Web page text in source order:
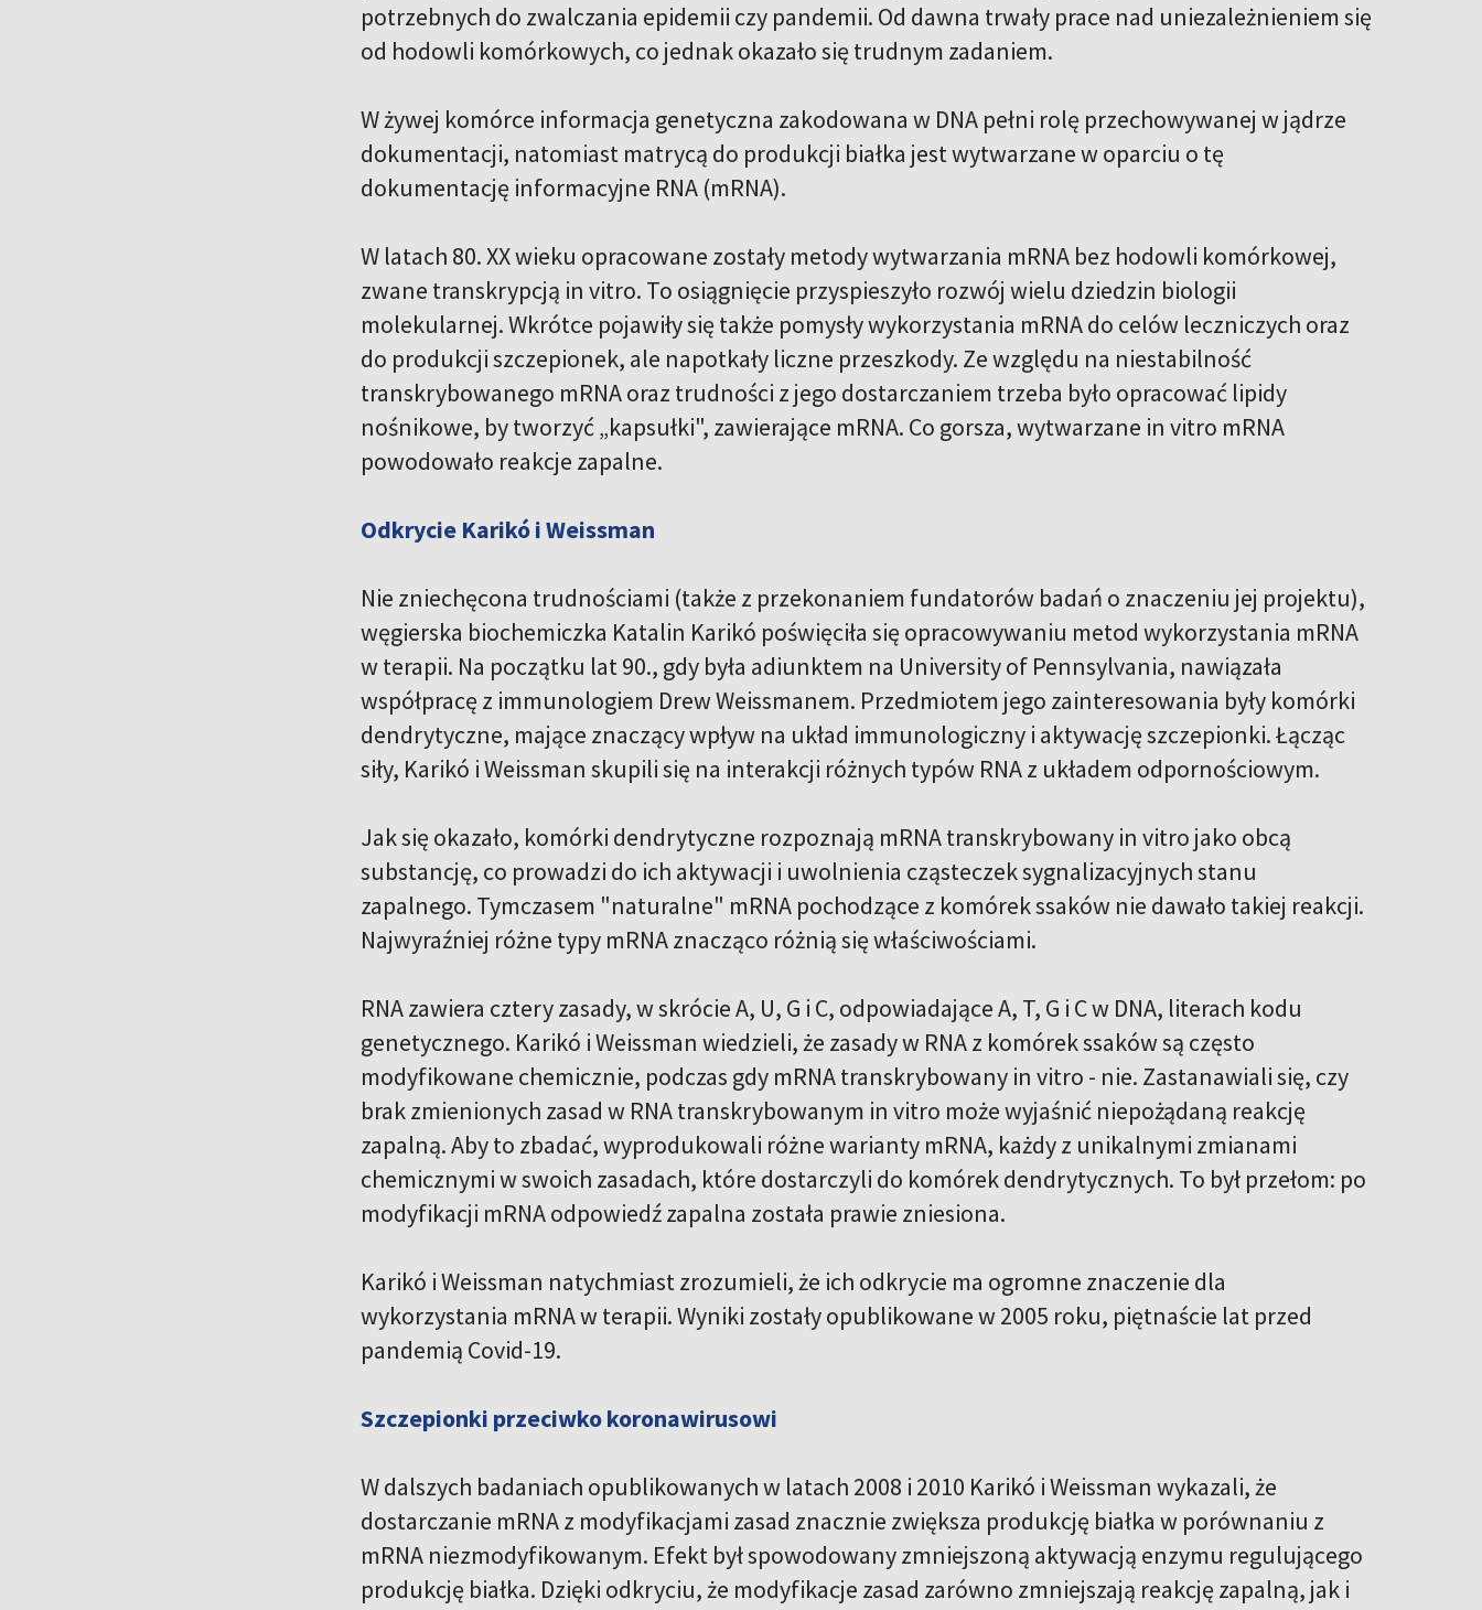
potrzebnych do zwalczania epidemii czy pandemii. Od dawna trwały prace nad uniezależnieniem się
od hodowli komórkowych, co jednak okazało się trudnym zadaniem.
W żywej komórce informacja genetyczna zakodowana w DNA pełni rolę przechowywanej w jądrze
dokumentacji, natomiast matrycą do produkcji białka jest wytwarzane w oparciu o tę
dokumentację informacyjne RNA (mRNA).
W latach 80. XX wieku opracowane zostały metody wytwarzania mRNA bez hodowli komórkowej,
zwane transkrypcją in vitro. To osiągnięcie przyspieszyło rozwój wielu dziedzin biologii
molekularnej. Wkrótce pojawiły się także pomysły wykorzystania mRNA do celów leczniczych oraz
do produkcji szczepionek, ale napotkały liczne przeszkody. Ze względu na niestabilność
transkrybowanego mRNA oraz trudności z jego dostarczaniem trzeba było opracować lipidy
nośnikowe, by tworzyć „kapsułki", zawierające mRNA. Co gorsza, wytwarzane in vitro mRNA
powodowało reakcje zapalne.
Odkrycie Karikó i Weissman
Nie zniechęcona trudnościami (także z przekonaniem fundatorów badań o znaczeniu jej projektu),
węgierska biochemiczka Katalin Karikó poświęciła się opracowywaniu metod wykorzystania mRNA
w terapii. Na początku lat 90., gdy była adiunktem na University of Pennsylvania, nawiązała
współpracę z immunologiem Drew Weissmanem. Przedmiotem jego zainteresowania były komórki
dendrytyczne, mające znaczący wpływ na układ immunologiczny i aktywację szczepionki. Łącząc
siły, Karikó i Weissman skupili się na interakcji różnych typów RNA z układem odpornościowym.
Jak się okazało, komórki dendrytyczne rozpoznają mRNA transkrybowany in vitro jako obcą
substancję, co prowadzi do ich aktywacji i uwolnienia cząsteczek sygnalizacyjnych stanu
zapalnego. Tymczasem "naturalne" mRNA pochodzące z komórek ssaków nie dawało takiej reakcji.
Najwyraźniej różne typy mRNA znacząco różnią się właściwościami.
RNA zawiera cztery zasady, w skrócie A, U, G i C, odpowiadające A, T, G i C w DNA, literach kodu
genetycznego. Karikó i Weissman wiedzieli, że zasady w RNA z komórek ssaków są często
modyfikowane chemicznie, podczas gdy mRNA transkrybowany in vitro - nie. Zastanawiali się, czy
brak zmienionych zasad w RNA transkrybowanym in vitro może wyjaśnić niepożądaną reakcję
zapalną. Aby to zbadać, wyprodukowali różne warianty mRNA, każdy z unikalnymi zmianami
chemicznymi w swoich zasadach, które dostarczyli do komórek dendrytycznych. To był przełom: po
modyfikacji mRNA odpowiedź zapalna została prawie zniesiona.
Karikó i Weissman natychmiast zrozumieli, że ich odkrycie ma ogromne znaczenie dla
wykorzystania mRNA w terapii. Wyniki zostały opublikowane w 2005 roku, piętnaście lat przed
pandemią Covid-19.
Szczepionki przeciwko koronawirusowi
W dalszych badaniach opublikowanych w latach 2008 i 2010 Karikó i Weissman wykazali, że
dostarczanie mRNA z modyfikacjami zasad znacznie zwiększa produkcję białka w porównaniu z
mRNA niezmodyfikowanym. Efekt był spowodowany zmniejszoną aktywacją enzymu regulującego
produkcję białka. Dzięki odkryciu, że modyfikacje zasad zarówno zmniejszają reakcję zapalną, jak i